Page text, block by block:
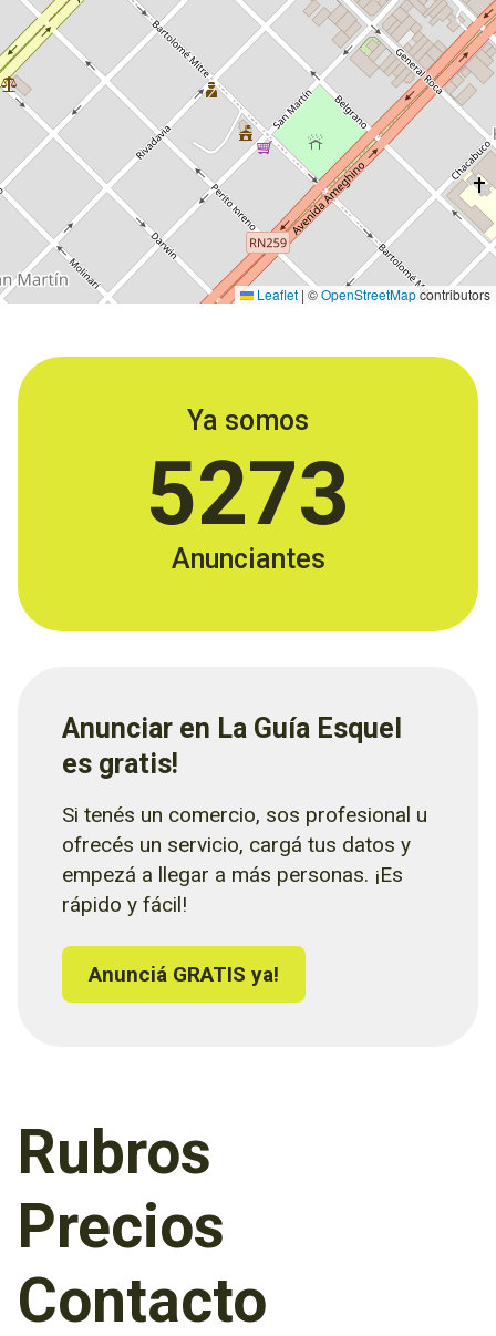
Leaflet | ©OpenStreetMapcontributors
Ya somos
5273
Anunciantes
Anunciar en La Guía Esquel
es gratis!
Si tenés un comercio, sos profesional u
ofrecés un servicio, cargá tus datos y
empezá a llegar a más personas. ¡Es
rápido y fácil!
Anunciá GRATIS ya!
Rubros
Precios
Contacto